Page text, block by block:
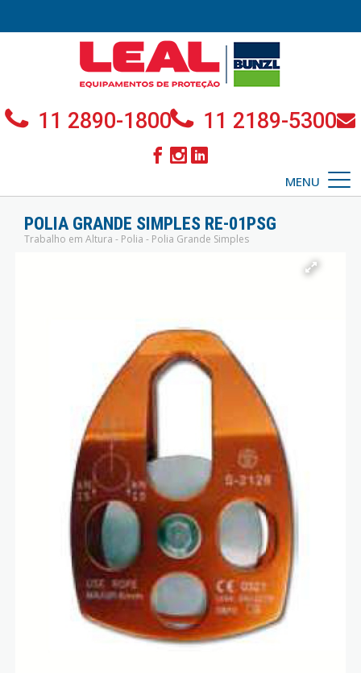
11 2890-1800 11 2189-5300
MENU
POLIA GRANDE SIMPLES RE-01PSG
Trabalho em Altura - Polia - Polia Grande Simples